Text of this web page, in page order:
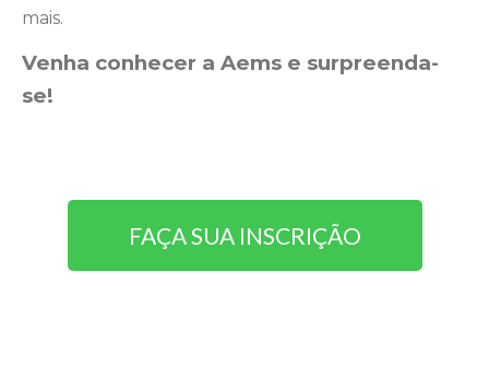
mais.
Venha conhecer a Aems e surpreenda-
se!
FAÇA SUA INSCRIÇÃO